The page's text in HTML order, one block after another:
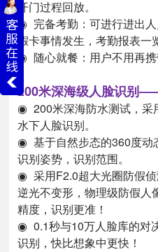
开门过程回放。
◉
完备考勤：可进行进出
假卡事情发生，考勤报表一
◉
随心就餐 ：用户不用再
200米深海级人脸识别
◉
200米深海防水测试，
水下人脸识别。
◉
基于自然步态的360度
识别姿势，识别范围。
◉
采用F2.0超大光圈防假
逆光不变形，物理级防假人
精度，识别更准！
◉
0.1秒与10万人脸库的对
识别，快比想象中更快！
客
服
在
线